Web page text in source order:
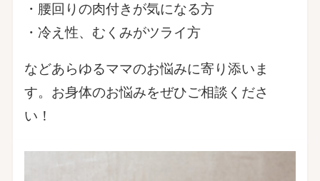
・腰回りの肉付きが気になる方
・冷え性、むくみがツライ方
などあらゆるママのお悩みに寄り添いま
す。お身体のお悩みをぜひご相談くださ
い！